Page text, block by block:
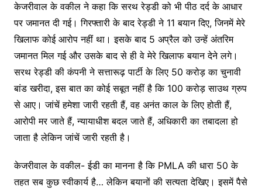
केजरीवाल के वकील ने कहा कि सरथ रेड्डी को भी पीठ दर्द के आधार
पर जमानत दी गई। गिरफ्तारी के बाद रेड्डी ने 11 बयान दिए, जिनमें मेरे
खिलाफ कोई आरोप नहीं था। इसके बाद 5 अप्रैल को उन्हें अंतरिम
जमानत मिल गई और उसके बाद से ही वे मेरे खिलाफ बयान देने लगे।
सरथ रेड्डी की कंपनी ने सत्तारूढ़ पार्टी के लिए 50 करोड़ का चुनावी
बांड खरीदा, इस बात का कोई सबूत नहीं है कि 100 करोड़ साउथ ग्रुप
से आए। जांचें हमेशा जारी रहती हैं, वह अनंत काल के लिए होती हैं,
आरोपी मर जाते हैं, न्यायाधीश बदल जाते हैं, अधिकारी का तबादला हो
जाता है लेकिन जांचें जारी रहती है।
केजरीवाल के वकील- ईडी का मानना ​​है कि PMLA की धारा 50 के
तहत सब कुछ स्वीकार्य है… लेकिन बयानों की सत्यता देखिए। इसमें पैसे